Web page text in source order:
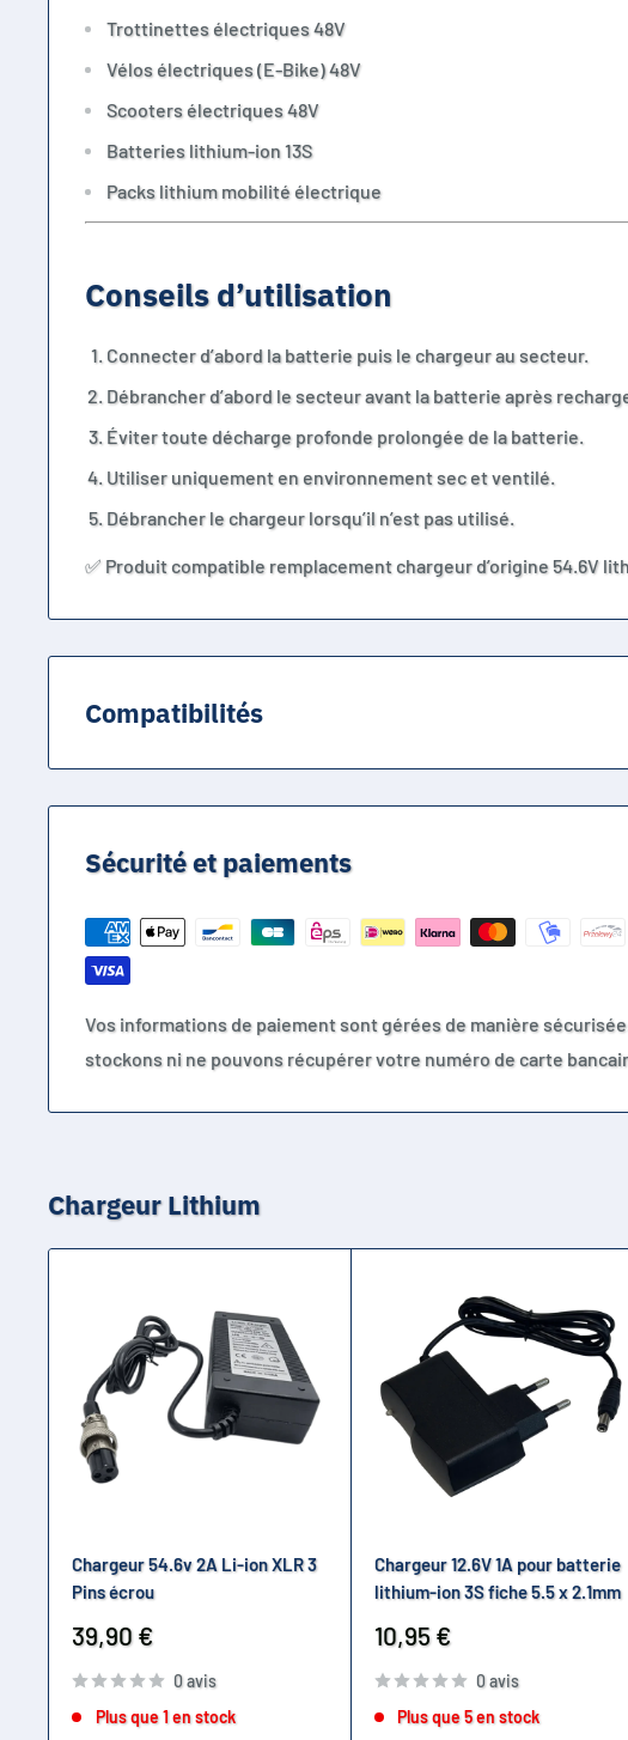
Trottinettes électriques 48V
Vélos électriques (E-Bike) 48V
Scooters électriques 48V
Batteries lithium-ion 13S
Packs lithium mobilité électrique
Conseils d’utilisation
Connecter d’abord la batterie puis le chargeur au secteur.
Débrancher d’abord le secteur avant la batterie après
Éviter toute décharge profonde prolongée de la batterie.
Utiliser uniquement en environnement sec et ventilé.
Débrancher le chargeur lorsqu’il n’est pas utilisé.
✅ Produit compatible remplacement chargeur d’origine 54.6V
Compatibilités
Trottinettes électriques 48V
Vélos électriques 48V
Scooters électriques lithium-ion
Chargeur DC 5.5x2.5mm
Chargeur remplacement 54.6V
Sécurité et paiements
Vos informations de paiement sont gérées de manière
stockons ni ne pouvons récupérer votre numéro de carte
Chargeur Lithium
Chargeur 54.6v 2A Li-ion XLR 3
Pins écrou
Prix
réduit
39,90 €
0 avis
Plus que 1 en stock
Chargeur 12.6V 1A pour batterie
lithium-ion 3S fiche 5.5 x 2.1mm
Prix
réduit
10,95 €
0 avis
Plus que 5 en stock